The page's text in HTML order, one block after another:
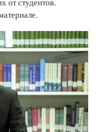
от студентов.